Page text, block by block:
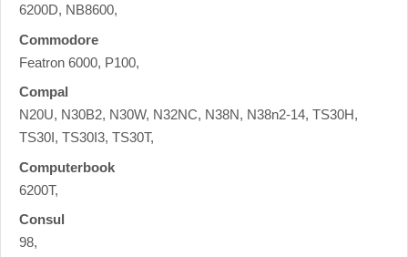
6200D, NB8600,
Commodore
Featron 6000, P100,
Compal
N20U, N30B2, N30W, N32NC, N38N, N38n2-14, TS30H,
TS30I, TS30I3, TS30T,
Computerbook
6200T,
Consul
98,